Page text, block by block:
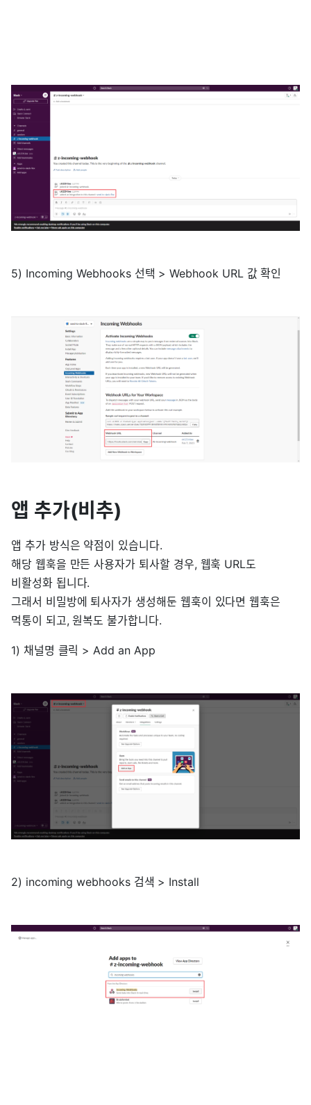
5) Incoming Webhooks 선택 > Webhook URL 값 확인
앱 추가(비추)
앱 추가 방식은 약점이 있습니다.
해당 웹훅을 만든 사용자가 퇴사할 경우, 웹훅 URL도
비활성화 됩니다.
그래서 비밀방에 퇴사자가 생성해둔 웹훅이 있다면 웹훅은
먹통이 되고, 원복도 불가합니다.
1) 채널명 클릭 > Add an App
2) incoming webhooks 검색 > Install